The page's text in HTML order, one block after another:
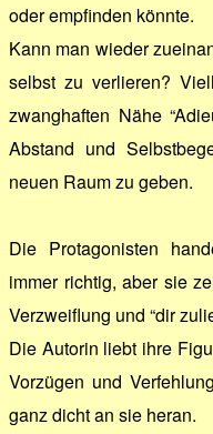
oder empfinden könnte.
Kann man wieder
selbst zu verlieren?
zwanghaften Nähe
Abstand und
neuen Raum zu geben.
Die Protagonisten
immer richtig, aber sie
Verzweiflung und “dir
Die Autorin liebt ihre
Vorzügen und
ganz dicht an sie heran.